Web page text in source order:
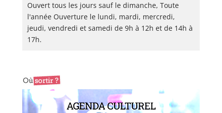
Ouvert tous les jours sauf le dimanche, Toute
l'année Ouverture le lundi, mardi, mercredi,
jeudi, vendredi et samedi de 9h à 12h et de 14h à
17h.
AGENDA CULTUREL